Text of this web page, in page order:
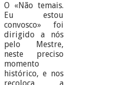
O «Não temais.
Eu estou
convosco» foi
dirigido a nós
pelo Mestre,
neste preciso
momento
histórico, e nos